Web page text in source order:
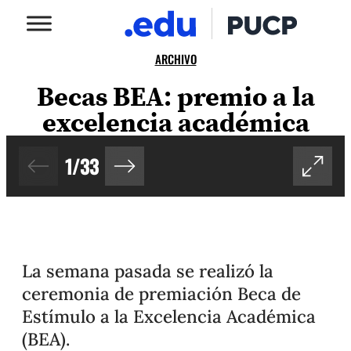
ARCHIVO
Becas BEA: premio a la
excelencia académica
1/33
La semana pasada se realizó la
ceremonia de premiación Beca de
Estímulo a la Excelencia Académica
(BEA).